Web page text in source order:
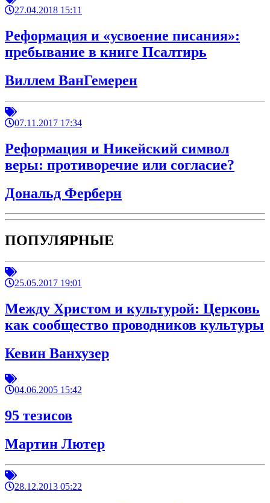
27.04.2018 15:11
Реформация и «усвоение писания»:
пребывание в книге Псалтирь
Виллем ВанГемерен
07.11.2017 17:34
Реформация и Никейский символ
веры: противоречие или согласие?
Дональд Ферберн
ПОПУЛЯРНЫЕ
25.05.2017 19:01
Между Христом и культурой: Церковь
как сообщество проводников культуры
Кевин Ванхузер
04.06.2005 15:42
95 тезисов
Мартин Лютер
28.12.2013 05:22